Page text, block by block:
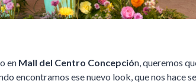
en Mall del Centro Concepción, queremos
encontramos ese nuevo look, que nos hace